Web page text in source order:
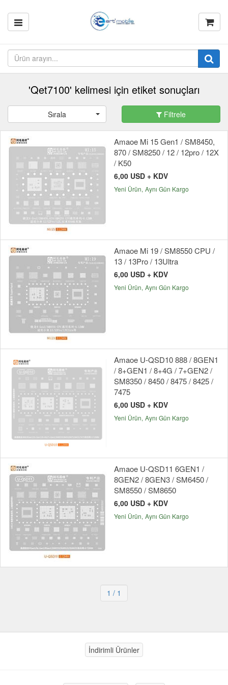
'Qet7100' kelimesi için etiket sonuçları
Sırala Filtrele
Amaoe Mi 15 Gen1 / SM8450,
870 / SM8250 / 12 / 12pro / 12X
/ K50
6,00 USD + KDV
Yeni Ürün Aynı Gün Kargo
Amaoe Mi 19 / SM8550 CPU /
13 / 13Pro / 13Ultra
6,00 USD + KDV
Yeni Ürün Aynı Gün Kargo
Amaoe U-QSD10 888 / 8GEN1
/ 8+GEN1 / 8+4G / 7+GEN2 /
SM8350 / 8450 / 8475 / 8425 /
7475
6,00 USD + KDV
Yeni Ürün Aynı Gün Kargo
Amaoe U-QSD11 6GEN1 /
8GEN2 / 8GEN3 / SM6450 /
SM8550 / SM8650
6,00 USD + KDV
Yeni Ürün Aynı Gün Kargo
1 / 1
İndirimli Ürünler